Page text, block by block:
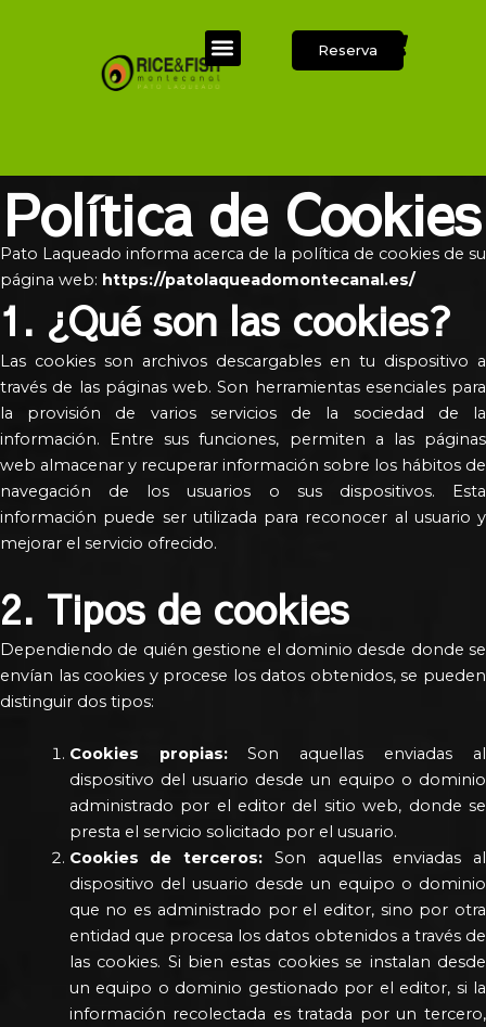
Menú Reserva
Política de Cookies
Pato Laqueado informa acerca de la política de cookies de su
página web: https://patolaqueadomontecanal.es/
1. ¿Qué son las cookies?
Las cookies son archivos descargables en tu dispositivo a
través de las páginas web. Son herramientas esenciales para
la provisión de varios servicios de la sociedad de la
información. Entre sus funciones, permiten a las páginas
web almacenar y recuperar información sobre los hábitos de
navegación de los usuarios o sus dispositivos. Esta
información puede ser utilizada para reconocer al usuario y
mejorar el servicio ofrecido.
2. Tipos de cookies
Dependiendo de quién gestione el dominio desde donde se
envían las cookies y procese los datos obtenidos, se pueden
distinguir dos tipos:
Cookies propias:Son aquellas enviadas al
dispositivo del usuario desde un equipo o dominio
administrado por el editor del sitio web, donde se
presta el servicio solicitado por el usuario.
Cookies de terceros: Son aquellas enviadas al
dispositivo del usuario desde un equipo o dominio
que no es administrado por el editor, sino por otra
entidad que procesa los datos obtenidos a través de
las cookies. Si bien estas cookies se instalan desde
un equipo o dominio gestionado por el editor, si la
información recolectada es tratada por un tercero,